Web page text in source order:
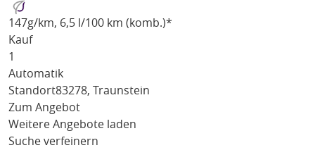
147g/km, 6,5 l/100 km (komb.)*
Kauf
1
Automatik
Standort83278, Traunstein
Zum Angebot
Weitere Angebote laden
Suche verfeinern